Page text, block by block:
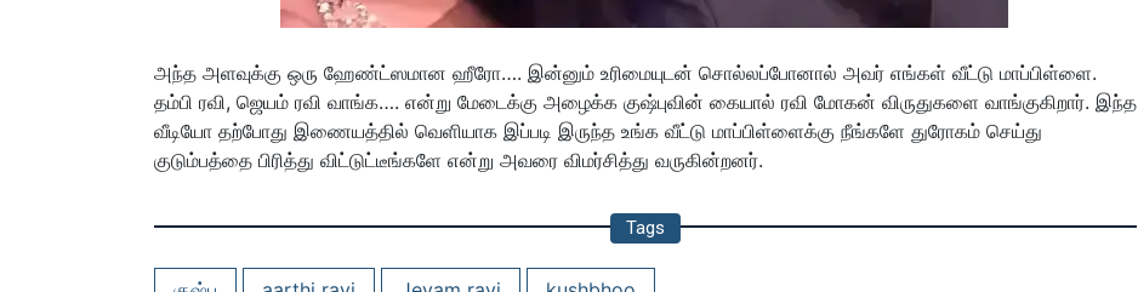
அந்த அளவுக்கு ஒரு ஹேண்ட்ஸமான ஹீரோ…. இன்னும் உரிமையுடன் சொல்லப்போனால் அவர் எங்கள் வீட்டு மாப்பிள்ளை.
தம்பி ரவி, ஜெயம் ரவி வாங்க…. என்று மேடைக்கு அழைக்க குஷ்புவின் கையால் ரவி மோகன் விருதுகளை வாங்குகிறார். இந்த
வீடியோ தற்போது இணையத்தில் வெளியாக இப்படி இருந்த உங்க வீட்டு மாப்பிள்ளைக்கு நீங்களே துரோகம் செய்து
குடும்பத்தை பிரித்து விட்டுட்டீங்களே என்று அவரை விமர்சித்து வருகின்றனர்.
Tags